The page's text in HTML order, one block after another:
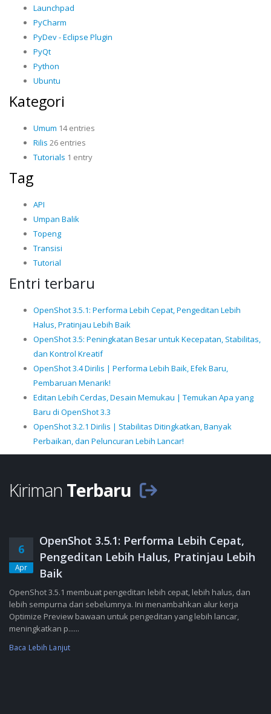
Launchpad
PyCharm
PyDev - Eclipse Plugin
PyQt
Python
Ubuntu
Kategori
Umum 14 entries
Rilis 26 entries
Tutorials 1 entry
Tag
API
Umpan Balik
Topeng
Transisi
Tutorial
Entri terbaru
OpenShot 3.5.1: Performa Lebih Cepat, Pengeditan Lebih
Halus, Pratinjau Lebih Baik
OpenShot 3.5: Peningkatan Besar untuk Kecepatan, Stabilitas,
dan Kontrol Kreatif
OpenShot 3.4 Dirilis | Performa Lebih Baik, Efek Baru,
Pembaruan Menarik!
Editan Lebih Cerdas, Desain Memukau | Temukan Apa yang
Baru di OpenShot 3.3
OpenShot 3.2.1 Dirilis | Stabilitas Ditingkatkan, Banyak
Perbaikan, dan Peluncuran Lebih Lancar!
Kiriman Terbaru
6
Apr
OpenShot 3.5.1: Performa Lebih Cepat,
Pengeditan Lebih Halus, Pratinjau Lebih
Baik
OpenShot 3.5.1 membuat pengeditan lebih cepat, lebih halus, dan
lebih sempurna dari sebelumnya. Ini menambahkan alur kerja
Optimize Preview bawaan untuk pengeditan yang lebih lancar,
meningkatkan p......
Baca Lebih Lanjut